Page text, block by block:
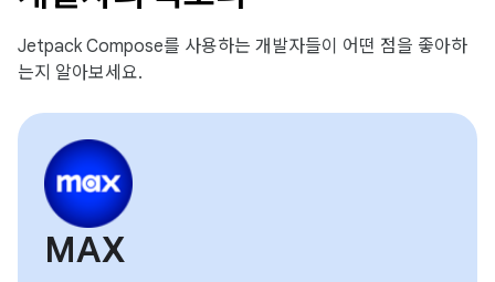
Jetpack Compose를 사용하는 개발자들이 어떤 점을 좋아하
는지 알아보세요.
MAX